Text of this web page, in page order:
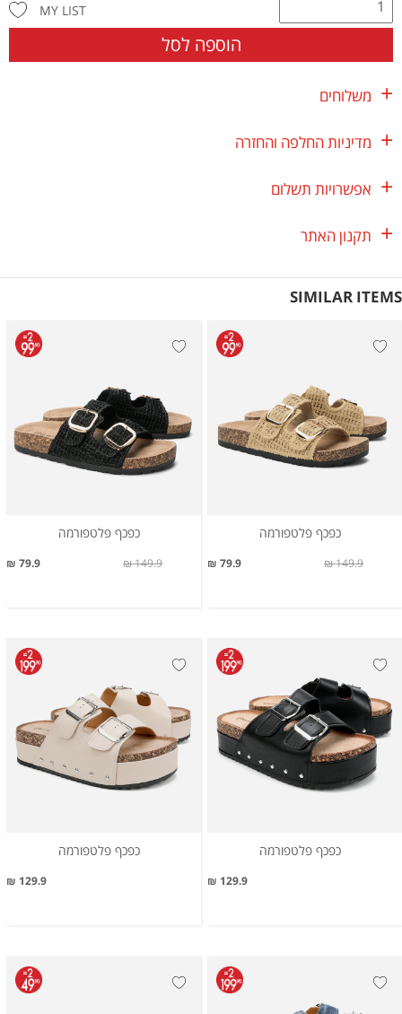
הוספה לסל
MY LIST
משלוחים
מדיניות החלפה והחזרה
אפשרויות תשלום
תקנון האתר
SIMILAR ITEMS
כפכף פלטפורמה
79.9 ₪ 149.9 ₪
כפכף פלטפורמה
79.9 ₪ 149.9 ₪
כפכף פלטפורמה
129.9 ₪
כפכף פלטפורמה
129.9 ₪